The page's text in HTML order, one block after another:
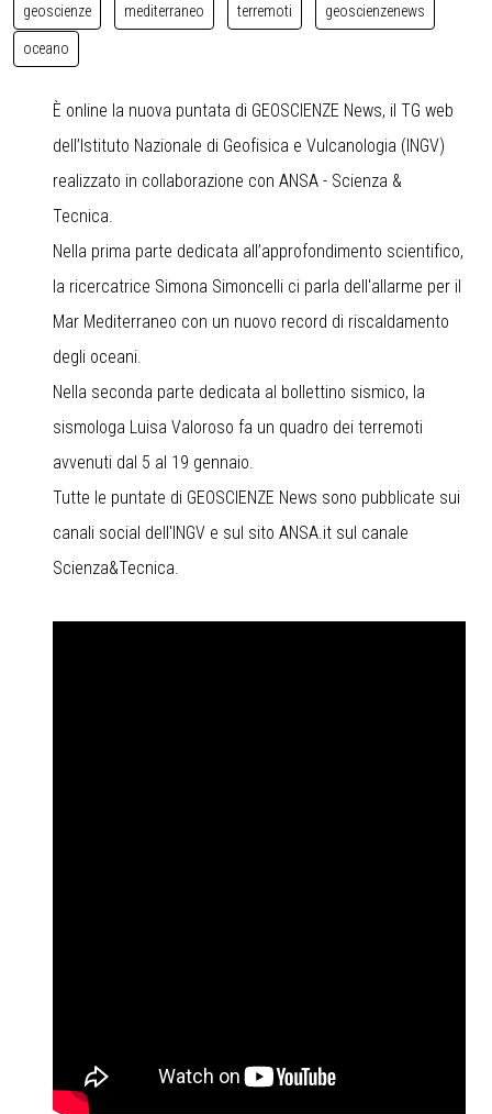
geoscienze mediterraneo terremoti geoscienzenews
oceano
È online la nuova puntata di GEOSCIENZE News, il TG web
dell’Istituto Nazionale di Geofisica e Vulcanologia (INGV)
realizzato in collaborazione con ANSA - Scienza &
Tecnica.
Nella prima parte dedicata all’approfondimento scientifico,
la ricercatrice Simona Simoncelli ci parla dell'allarme per il
Mar Mediterraneo con un nuovo record di riscaldamento
degli oceani.
Nella seconda parte dedicata al bollettino sismico, la
sismologa Luisa Valoroso fa un quadro dei terremoti
avvenuti dal 5 al 19 gennaio.
Tutte le puntate di GEOSCIENZE News sono pubblicate sui
canali social dell'INGV e sul sito ANSA.it sul canale
Scienza&Tecnica.